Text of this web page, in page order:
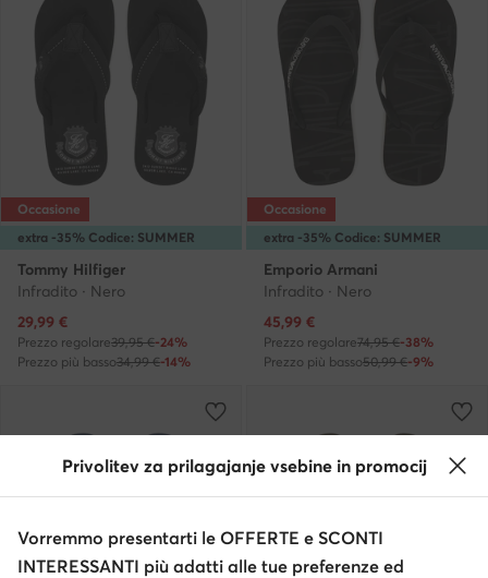
extra -35% Codice: SUMMER
Occasione
Tommy Hilfiger
Infradito · Nero
Prezzo attuale
29,99 €
Prezzo regolare39,95 €-24%
Prezzo più basso34,99 €-14%
extra -35% Codice: SUMMER
Occasione
Emporio Armani
Infradito · Nero
Prezzo attuale
45,99 €
Prezzo regolare74,95 €-38%
Prezzo più basso50,99 €-9%
Privolitev za prilagajanje vsebine in promocij
Vorremmo presentarti le OFFERTE e SCONTI
INTERESSANTI più adatti alle tue preferenze ed